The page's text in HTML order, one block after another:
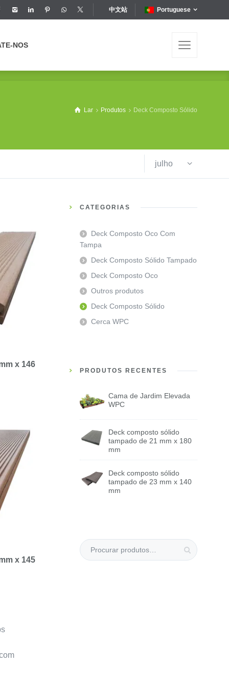
中文站 Portuguese
NOS
NOS
Lar Produtos Deck Composto Sólido
julho
x 146
x 145
CATEGORIAS
Deck Composto Oco Com
Tampa
Deck Composto Sólido Tampado
Deck Composto Oco
Outros produtos
Deck Composto Sólido
Cerca WPC
PRODUTOS RECENTES
Cama de Jardim Elevada
WPC
Deck composto sólido
tampado de 21 mm x 180
mm
Deck composto sólido
tampado de 23 mm x 140
mm
Sexta-
feira